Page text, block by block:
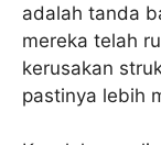
adalah tanda
mereka telah
kerusakan
pastinya lebih